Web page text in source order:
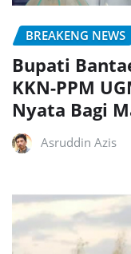
BREAKENG NEWS
Bupati
KKN-PPM
Nyata Bagi
Asruddin Azis